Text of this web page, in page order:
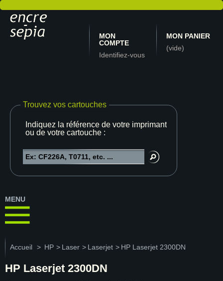
MON
COMPTE
Identifiez-vous
MON PANIER
(vide)
Trouvez vos cartouches
Indiquez la référence de votre imprimante
ou de votre cartouche :
MENU
Accueil > HP > Laser > Laserjet > HP Laserjet 2300DN
HP Laserjet 2300DN